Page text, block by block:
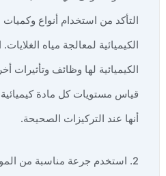
التأكد من استخدام أنواع
الكيميائية لمعالجة مياه
الكيميائية لها وظائف
قياس مستويات كل مادة كيميائية
أنها عند التركيزات الصحيحة.
2. استخدم جرعة مناسبة من